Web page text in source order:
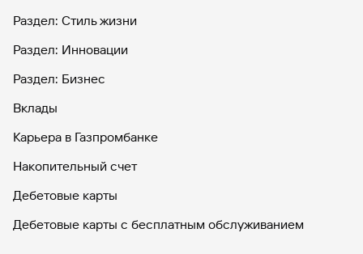
Раздел: Стиль жизни
Раздел: Инновации
Раздел: Бизнес
Вклады
Карьера в Газпромбанке
Накопительный счет
Дебетовые карты
Дебетовые карты с бесплатным обслуживанием